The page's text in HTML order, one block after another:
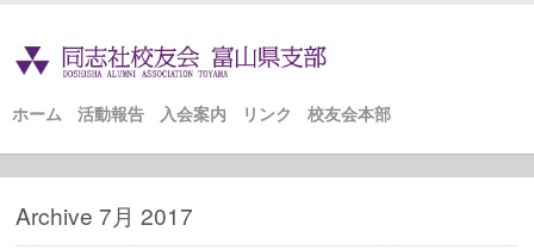
ホーム 活動報告 入会案内 リンク 校友会本部
Archive 7月 2017